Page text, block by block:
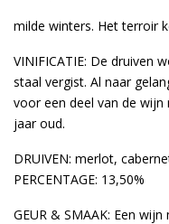
milde winters. Het terroir
VINIFICATIE: De druiven
staal vergist. Al naar
voor een deel van de
jaar oud.
DRUIVEN: merlot,
PERCENTAGE: 13,50%
GEUR & SMAAK: Een